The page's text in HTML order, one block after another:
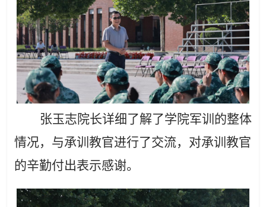
张玉志院长详细了解了学院军训的整体
情况，与承训教官进行了交流，对承训教官
的辛勤付出表示感谢。